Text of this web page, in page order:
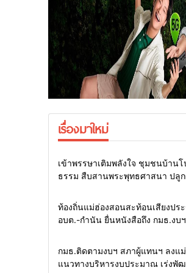
เรื่องมาใหม่
Home สายธ
เข้าพรรษาเติมพลังใจ ชุมชนบ้าน
ธรรม สืบสานพระพุทธศาสนา ปลู
Home
ท้องถิ่นแม่ฮ่องสอนสะท้อนเสียงปร
อบต.-กำนัน ยื่นหนังสือถึง กมธ.งบ
Home
กมธ.ติดตามงบฯ สภาผู้แทนฯ ลงแม่
แนวทางบริหารงบประมาณ เร่ง